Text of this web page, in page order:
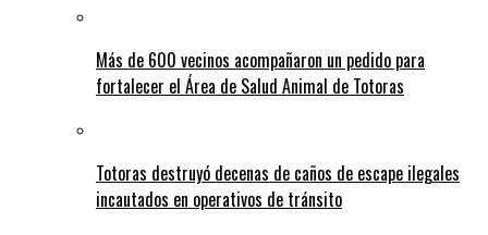
Más de 600 vecinos acompañaron un pedido para
fortalecer el Área de Salud Animal de Totoras
Totoras destruyó decenas de caños de escape ilegales
incautados en operativos de tránsito